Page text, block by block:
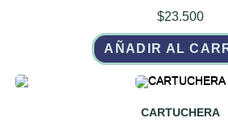
$23.500
AÑADIR AL
CARTUCHERA